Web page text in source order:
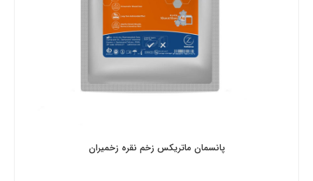
پانسمان ماتریکس زخم نقره زخمیران